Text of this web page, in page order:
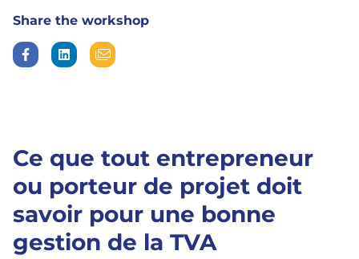
Share the workshop
Ce que tout entrepreneur
ou porteur de projet doit
savoir pour une bonne
gestion de la TVA